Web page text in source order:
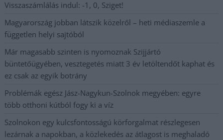
Visszaszámlálás indul: -1, 0, Sziget!
Magyarország jobban látszik közelről – heti médiaszemle a
független helyi sajtóból
Már magasabb szinten is nyomoznak Szijjártó
büntetőügyében, vesztegetés miatt 3 év letöltendőt kaphat és
ez csak az egyik botrány
Problémák egész Jász-Nagykun-Szolnok megyében: egyre
több otthoni kútból fogy ki a víz
Szolnokon egy kulcsfontosságú körforgalmat részlegesen
lezárnak a napokban, a közlekedés az átlagost is meghaladó